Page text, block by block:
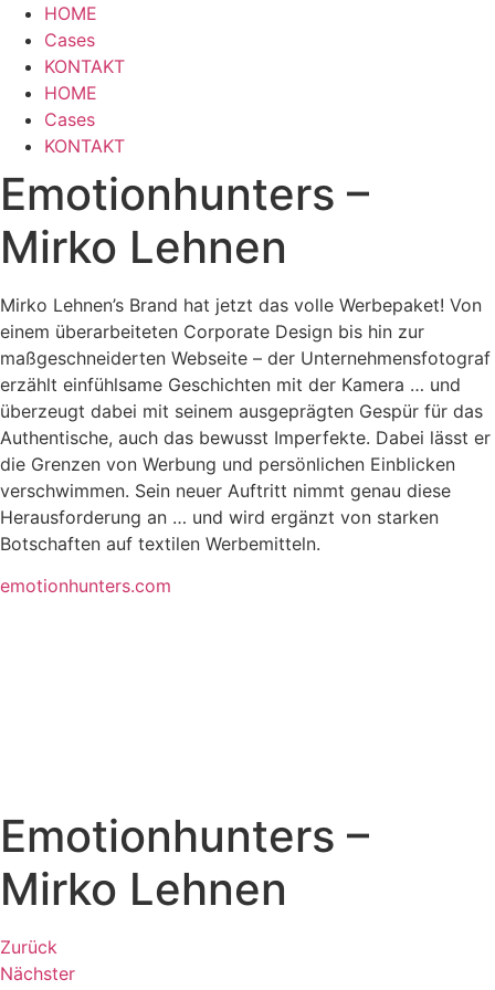
Zum
Inhalt
wechseln
HOME
Cases
KONTAKT
HOME
Cases
KONTAKT
Emotionhunters –
Mirko Lehnen
Mirko Lehnen’s Brand hat jetzt das volle Werbepaket! Von
einem überarbeiteten Corporate Design bis hin zur
maßgeschneiderten Webseite – der Unternehmensfotograf
erzählt einfühlsame Geschichten mit der Kamera … und
überzeugt dabei mit seinem ausgeprägten Gespür für das
Authentische, auch das bewusst Imperfekte. Dabei lässt er
die Grenzen von Werbung und persönlichen Einblicken
verschwimmen. Sein neuer Auftritt nimmt genau diese
Herausforderung an … und wird ergänzt von starken
Botschaften auf textilen Werbemitteln.
emotionhunters.com
Emotionhunters –
Mirko Lehnen
Zurück
Nächster